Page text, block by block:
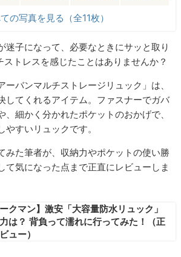
の写真を見る（全11枚）
迷子になって、必要なときにサッと取り
トレスを感じたことはありませんか？
ーバンマルチストレージリュック」は、
してくれるアイテム。ファスナーでガバ
、細かく分かれたポケットのおかげで、
すいリュックです。
みた筆者が、収納力やポケットの使い勝
て気になった点まで正直にレビューしま
ークマン】激安「大容量防水リュック」
は？ 背負って濡れに行ってみた！（正
ュー）